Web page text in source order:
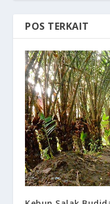
POS TERKAIT